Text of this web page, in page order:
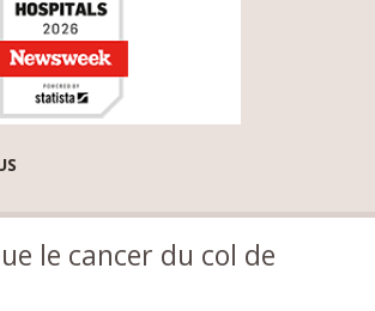
le cancer du col de